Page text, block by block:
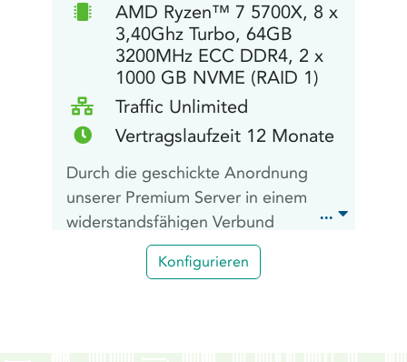
AMD Ryzen™ 7 5700X, 8 x
3,40Ghz Turbo, 64GB
3200MHz ECC DDR4, 2 x
1000 GB NVME (RAID 1)
Traffic Unlimited
Vertragslaufzeit 12 Monate
Durch die geschickte Anordnung
unserer Premium Server in einem
widerstandsfähigen Verbund
maximiert unser der Proxmox Cluster
Ultra die Ressourcennutzung durch
Konfigurieren